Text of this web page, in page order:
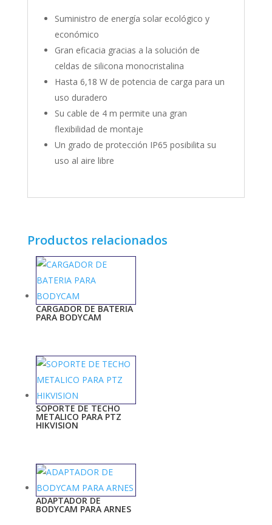
Suministro de energía solar ecológico y
económico
Gran eficacia gracias a la solución de
celdas de silicona monocristalina
Hasta 6,18 W de potencia de carga para un
uso duradero
Su cable de 4 m permite una gran
flexibilidad de montaje
Un grado de protección IP65 posibilita su
uso al aire libre
Productos relacionados
CARGADOR DE BATERIA
PARA BODYCAM
SOPORTE DE TECHO
METALICO PARA PTZ
HIKVISION
ADAPTADOR DE
BODYCAM PARA ARNES